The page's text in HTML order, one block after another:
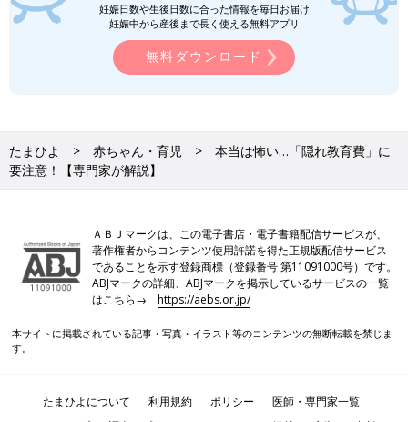
妊娠日数や生後日数に合った情報を毎日お届け
妊娠中から産後まで長く使える無料アプリ
無料ダウンロード
たまひよ 赤ちゃん・育児
本当は怖い…「隠れ教育費」に
要注意！【専門家が解説】
ＡＢＪマークは、この電子書店・電子書籍配信サービスが、
著作権者からコンテンツ使用許諾を得た正規版配信サービス
であることを示す登録商標（登録番号 第11091000号）です。
ABJマークの詳細、ABJマークを掲示しているサービスの一覧
はこちら→https://aebs.or.jp/
本サイトに掲載されている記事・写真・イラスト等のコンテンツの無断転載を禁じま
す。
たまひよについて 利用規約 ポリシー
医師・専門家一覧